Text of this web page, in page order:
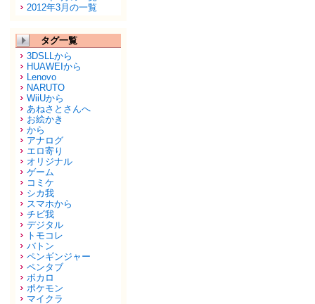
2012年3月の一覧
タグ一覧
3DSLLから
HUAWEIから
Lenovo
NARUTO
WiiUから
あねさとさんへ
お絵かき
から
アナログ
エロ寄り
オリジナル
ゲーム
コミケ
シカ我
スマホから
チビ我
デジタル
トモコレ
バトン
ペンギンジャー
ペンタブ
ボカロ
ポケモン
マイクラ